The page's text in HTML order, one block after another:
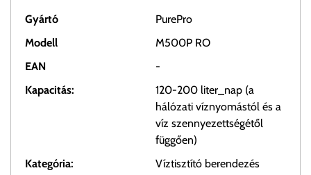
Gyártó
PurePro
Modell
M500P RO
EAN
-
Kapacitás:
120-200 liter_nap (a
hálózati víznyomástól és a
víz szennyezettségétől
függően)
Kategória:
Víztisztító berendezés